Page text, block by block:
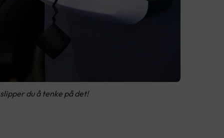
du å tenke på det!